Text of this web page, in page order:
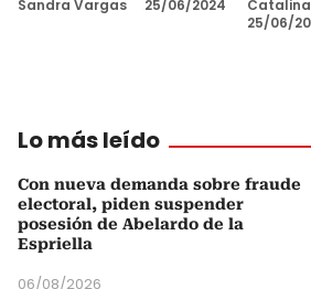
Sandra Vargas 25/06/2024
25/06/
Lo más leído
Con nueva demanda sobre fraude
electoral, piden suspender
posesión de Abelardo de la
Espriella
06/08/2026